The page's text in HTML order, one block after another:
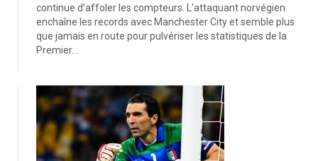
continue d’affoler les compteurs. L’attaquant norvégien
enchaîne les records avec Manchester City et semble plus
que jamais en route pour pulvériser les statistiques de la
Premier...